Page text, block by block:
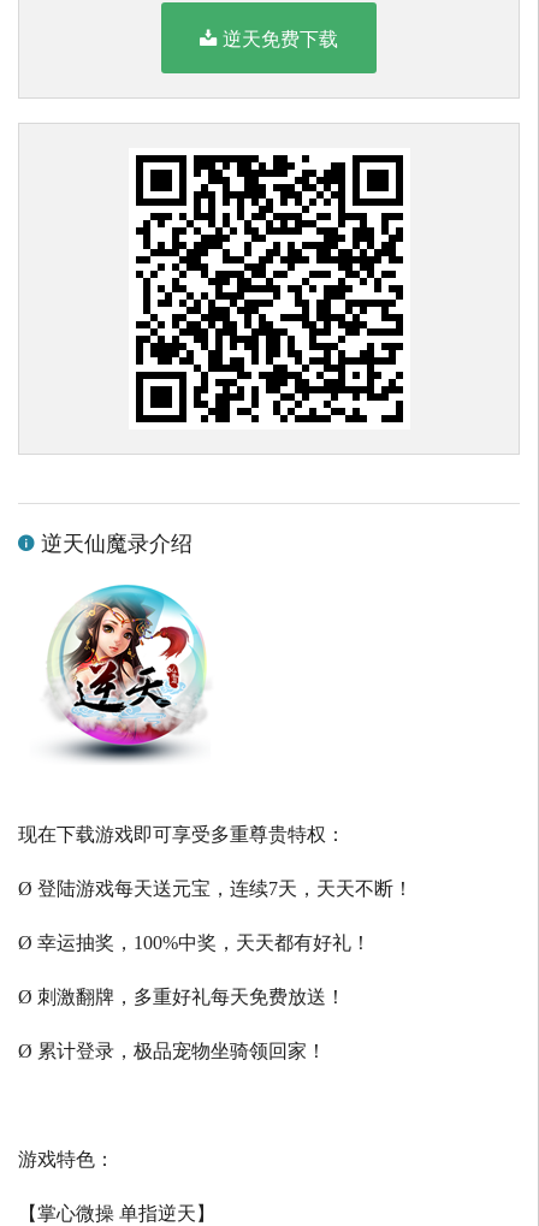
逆天免费下载
逆天仙魔录介绍
现在下载游戏即可享受多重尊贵特权：
Ø 登陆游戏每天送元宝，连续7天，天天不断！
Ø 幸运抽奖，100%中奖，天天都有好礼！
Ø 刺激翻牌，多重好礼每天免费放送！
Ø 累计登录，极品宠物坐骑领回家！
游戏特色：
【掌心微操 单指逆天】